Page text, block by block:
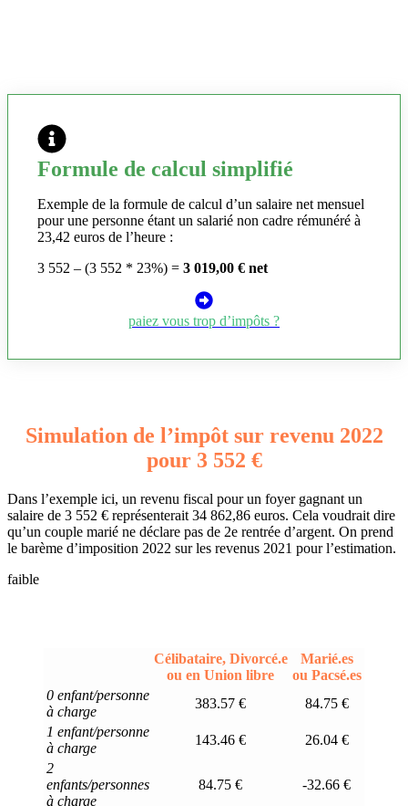
Formule de calcul simplifié
Exemple de la formule de calcul d’un salaire net mensuel
pour une personne étant un salarié non cadre rémunéré à
23,42 euros de l’heure :
3 552 – (3 552 * 23%) = 3 019,00 € net
paiez vous trop d’impôts ?
Simulation de l’impôt sur revenu 2022
pour 3 552 €
Dans l’exemple ici, un revenu fiscal pour un foyer gagnant un
salaire de 3 552 € représenterait 34 862,86 euros. Cela voudrait dire
qu’un couple marié ne déclare pas de 2e rentrée d’argent. On prend
le barème d’imposition 2022 sur les revenus 2021 pour l’estimation.
faible
Célibataire, Divorcé.e
ou en Union libre
Marié.es
ou Pacsé.es
0 enfant/personne
à charge
383.57 €
84.75 €
1 enfant/personne
à charge
143.46 €
26.04 €
2
enfants/personnes
à charge
84.75 € -32.66 €